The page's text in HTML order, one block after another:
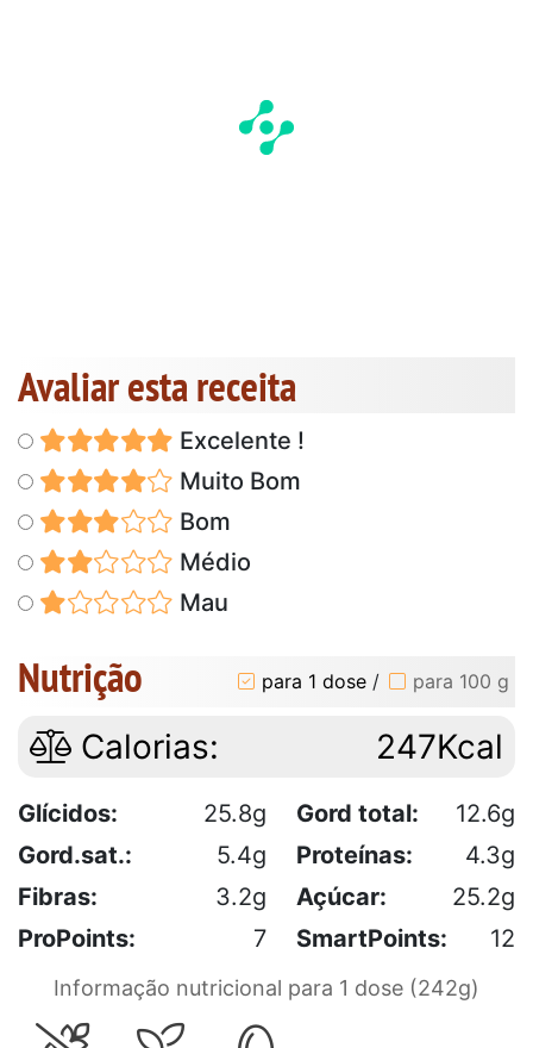
Avaliar esta receita
Excelente !
Muito Bom
Bom
Médio
Mau
Nutrição para 1 dose / para 100 g
Calorias: 247Kcal
Glícidos: 25.8g Gord total:
12.6g
Gord.sat.:
5.4g Proteínas:
4.3g
Fibras:
3.2g Açúcar:
25.2g
ProPoints:
7 SmartPoints: 12
Informação nutricional para 1 dose (242g)